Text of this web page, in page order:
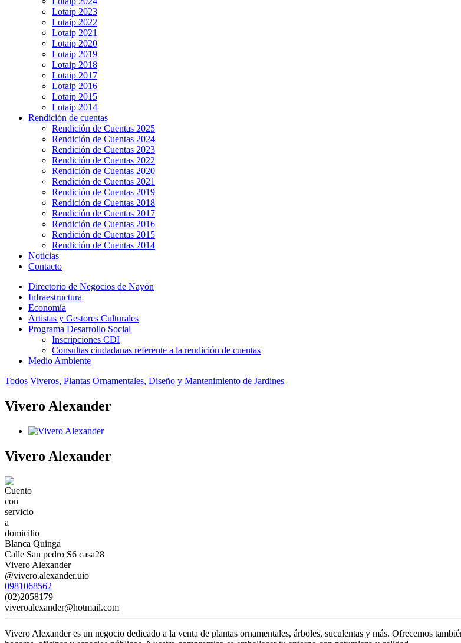
Lotaip 2023
Lotaip 2022
Lotaip 2021
Lotaip 2020
Lotaip 2019
Lotaip 2018
Lotaip 2017
Lotaip 2016
Lotaip 2015
Lotaip 2014
Rendición de cuentas
Rendición de Cuentas 2025
Rendición de Cuentas 2024
Rendición de Cuentas 2023
Rendición de Cuentas 2022
Rendición de Cuentas 2020
Rendición de Cuentas 2021
Rendición de Cuentas 2019
Rendición de Cuentas 2018
Rendición de Cuentas 2017
Rendición de Cuentas 2016
Rendición de Cuentas 2015
Rendición de Cuentas 2014
Noticias
Contacto
Directorio de Negocios de Nayón
Infraestructura
Economía
Artistas y Gestores Culturales
Programa Desarrollo Social
Inscripciones CDI
Consultas ciudadanas referente a la rendición de cuentas
Medio Ambiente
Todos Viveros, Plantas Ornamentales, Diseño y Mantenimiento de Jardines
Vivero Alexander
Vivero Alexander
Blanca Quinga
Calle San pedro S6 casa28
Vivero Alexander
@vivero.alexander.uio
0981068562
(02)2058179
viveroalexander@hotmail.com
Vivero Alexander es un negocio dedicado a la venta de plantas ornamentales, árboles, suculentas y más. Ofrecemos